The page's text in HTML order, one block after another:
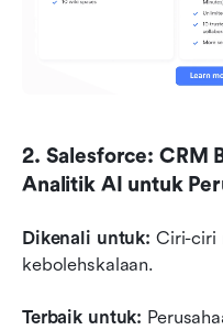
2. Salesforce: CRM
Analitik AI untuk
Dikenali untuk: Ciri-ciri
kebolehskalaan.
Terbaik untuk: